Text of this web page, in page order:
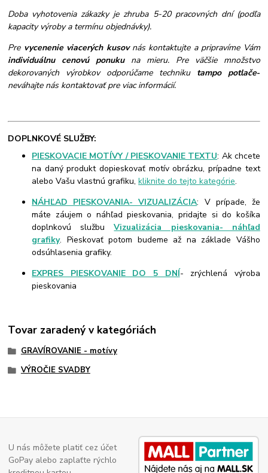
Doba vyhotovenia zákazky je zhruba 5-20 pracovných dní (podľa
kapacity výroby a termínu objednávky).
Pre vycenenie viacerých kusovnás kontaktujte a pripravíme Vám
individuálnu cenovú ponukuna mieru. Pre väčšie množstvo
dekorovaných výrobkov odporúčame techniku tampo potlače-
neváhajte nás kontaktovať pre viac informácií.
DOPLNKOVÉ SLUŽBY:
PIESKOVACIE MOTÍVY / PIESKOVANIE TEXTU: Ak chcete
na daný produkt dopieskovať motív obrázku, prípadne text
alebo Vašu vlastnú grafiku,kliknite do tejto kategórie.
NÁHĽAD PIESKOVANIA- VIZUALIZÁCIA: V prípade, že
máte záujem o náhľad pieskovania, pridajte si do košíka
doplnkovú službuVizualizácia pieskovania- náhľad
grafiky. Pieskovať potom budeme až na základe Vášho
odsúhlasenia grafiky.
EXPRES PIESKOVANIE DO 5 DNÍ- zrýchlená výroba
pieskovania
Tovar zaradený v kategóriách
GRAVÍROVANIE - motívy
VÝROČIE SVADBY
U nás môžete platiť cez účet
GoPay alebo zaplaťte rýchlo